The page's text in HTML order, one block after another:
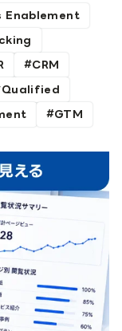
Enablement
CRM
Qualified
GTM